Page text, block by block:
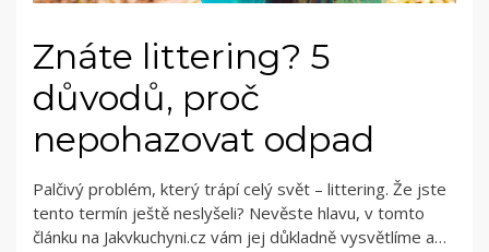
Znáte littering? 5
důvodů, proč
nepohazovat odpad
Palčivý problém, který trápí celý svět – littering. Že jste
tento termín ještě neslyšeli? Nevěste hlavu, v tomto
článku na Jakvkuchyni.cz vám jej důkladně vysvětlíme a…